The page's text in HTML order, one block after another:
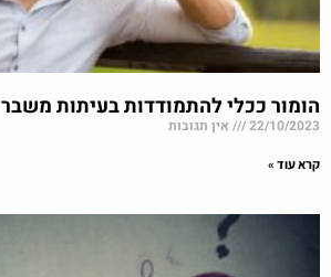
הומור ככלי להתמודדות בעיתות משבר
22/10/2023 אין תגובות
קרא עוד »